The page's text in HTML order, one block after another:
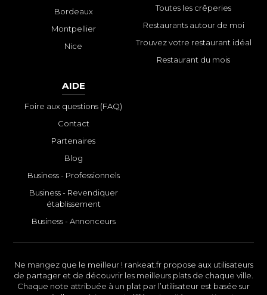
Bordeaux
Montpellier
Nice
Toutes les crêperies
Restaurants autour de moi
Trouvez votre restaurant idéal
Restaurant du mois
AIDE
Foire aux questions (FAQ)
Contact
Partenaires
Blog
Business - Professionnels
Business - Revendiquer
établissement
Business - Annonceurs
Ne mangez que le meilleur ! rankeat.fr propose aux utilisateurs
de partager et de découvrir les meilleurs plats de chaque ville.
Chaque note attribuée à un plat par l’utilisateur est basée sur